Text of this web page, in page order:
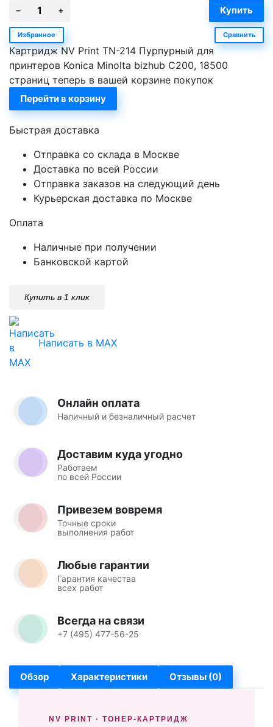
Избранное Сравнить
Картридж NV Print TN-214 Пурпурный для
принтеров Konica Minolta bizhub C200, 18500
страниц теперь в вашей корзине покупок
Перейти в корзину
Быстрая доставка
Отправка со склада в Москве
Доставка по всей России
Отправка заказов на следующий день
Курьерская доставка по Москве
Оплата
Наличные при получении
Банковской картой
Купить в 1 клик
Написать в MAX
Онлайн оплата
Наличный и безналичный расчет
Доставим куда угодно
Работаем
по всей России
Привезем вовремя
Точные сроки
выполнения работ
Любые гарантии
Гарантия качества
всех работ
Всегда на связи
+7 (495) 477-56-25
Обзор Характеристики Отзывы (0)
NV PRINT · ТОНЕР-КАРТРИДЖ